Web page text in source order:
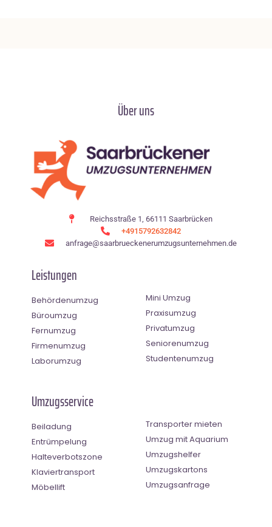
Über uns
Reichsstraße 1, 66111 Saarbrücken
+4915792632842
anfrage@saarbrueckenerumzugsunternehmen.de
Leistungen
Behördenumzug
Büroumzug
Fernumzug
Firmenumzug
Laborumzug
Mini Umzug
Praxisumzug
Privatumzug
Seniorenumzug
Studentenumzug
Umzugsservice
Beiladung
Entrümpelung
Halteverbotszone
Klaviertransport
Möbellift
Transporter mieten
Umzug mit Aquarium
Umzugshelfer
Umzugskartons
Umzugsanfrage